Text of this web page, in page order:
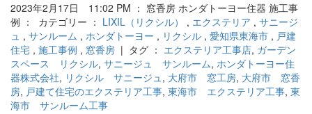
2023年2月17日 11:02 PM ： 窓香房 ホンダトーヨー住器 施工事
例 ： カテゴリー ： LIXIL（リクシル） , エクステリア , サニージ
ュ , サンルーム , ホンダトーヨー , リクシル , 愛知県東海市 , 戸建
住宅 , 施工事例 , 窓香房 | タグ ： エクステリア工事店, ガーデン
スペース リクシル, サニージュ サンルーム, ホンダトーヨー住
器株式会社, リクシル サニージュ, 大府市 窓工房, 大府市 窓香
房, 戸建て住宅のエクステリア工事, 東海市 エクステリア工事, 東
海市 サンルーム工事